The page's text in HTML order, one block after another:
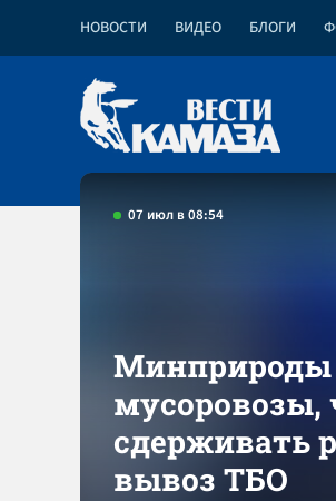
НОВОСТИ ВИДЕО БЛОГИ
07 июл в 08:54
Минприроды
мусоровозы,
сдерживать
вывоз ТБО